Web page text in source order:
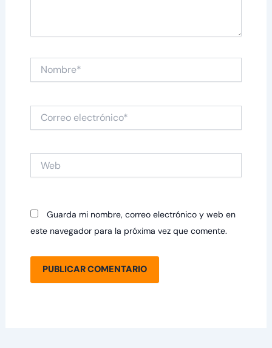
Nombre*
Correo
electrónico*
Guarda mi nombre, correo electrónico y web en
este navegador para la próxima vez que comente.